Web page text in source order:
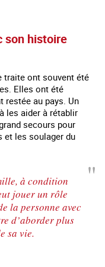
son histoire
traite ont souvent été
Elles ont été
restée au pays. Un
les aider à rétablir
secours pour
et les soulager du
à condition
jouer un rôle
la personne avec
d’aborder plus
sa vie.